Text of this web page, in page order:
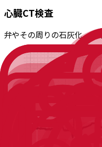
心臓CT検査
弁やその周りの石灰化、血